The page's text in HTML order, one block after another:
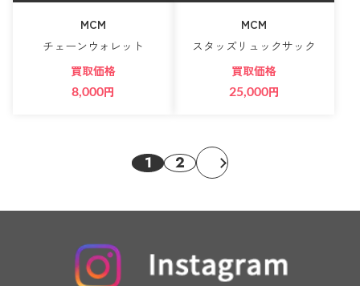
MCM
チェーンウォレット
買取価格
8,000円
MCM
スタッズリュックサック
買取価格
25,000円
1 2